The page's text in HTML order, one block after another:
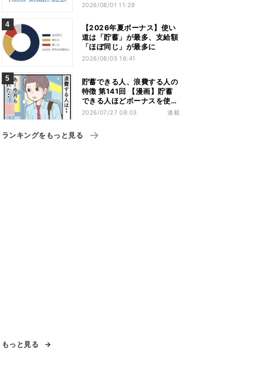
2026/08/01 11:29
【2026年夏ボーナス】使い
道は「貯蓄」が最多、支給額
「ほぼ同じ」が最多に
2026/08/05 16:41
貯蓄できる人、浪費する人の
特徴 第141回 【漫画】貯蓄
できる人ほどボーナスを使
う!? その差は"買う目的"にあ
2026/07/27 08:03 連載
ランキングをもっと見る
もっと見る